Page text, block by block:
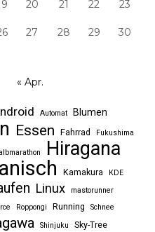
20 21 22 23
27 28 29 30
« Apr.
Automat Blumen
Essen Fahrrad Fukushima
Hiragana
Kamakura KDE
Linux mastorunner
Roppongi Running Schnee
Shinjuku Sky-Tree